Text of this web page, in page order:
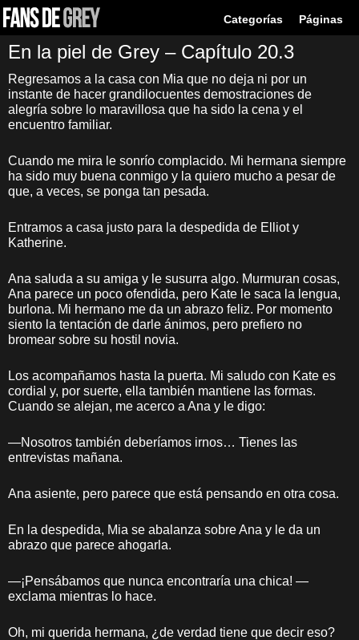
Categorías Páginas
En la piel de Grey – Capítulo 20.3
Regresamos a la casa con Mia que no deja ni por un
instante de hacer grandilocuentes demostraciones de
alegría sobre lo maravillosa que ha sido la cena y el
encuentro familiar.
Cuando me mira le sonrío complacido. Mi hermana siempre
ha sido muy buena conmigo y la quiero mucho a pesar de
que, a veces, se ponga tan pesada.
Entramos a casa justo para la despedida de Elliot y
Katherine.
Ana saluda a su amiga y le susurra algo. Murmuran cosas,
Ana parece un poco ofendida, pero Kate le saca la lengua,
burlona. Mi hermano me da un abrazo feliz. Por momento
siento la tentación de darle ánimos, pero prefiero no
bromear sobre su hostil novia.
Los acompañamos hasta la puerta. Mi saludo con Kate es
cordial y, por suerte, ella también mantiene las formas.
Cuando se alejan, me acerco a Ana y le digo:
—Nosotros también deberíamos irnos… Tienes las
entrevistas mañana.
Ana asiente, pero parece que está pensando en otra cosa.
En la despedida, Mia se abalanza sobre Ana y le da un
abrazo que parece ahogarla.
—¡Pensábamos que nunca encontraría una chica! —
exclama mientras lo hace.
Oh, mi querida hermana, ¿de verdad tiene que decir eso?